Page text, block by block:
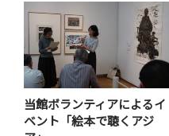
当館ボランティアによるイ
ベント「絵本で聴くアジ